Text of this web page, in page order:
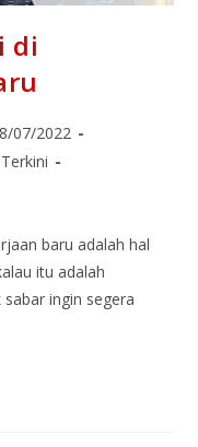
di
07/2022
baru adalah hal
itu adalah
ingin segera